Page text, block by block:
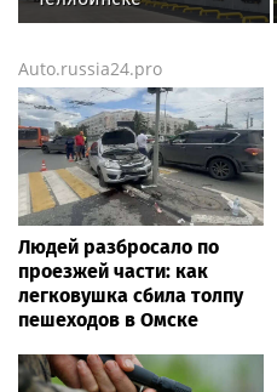
переезжают на новый
Auto.russia24.pro
Людей разбросало по
проезжей части: как
легковушка сбила толпу
пешеходов в Омске